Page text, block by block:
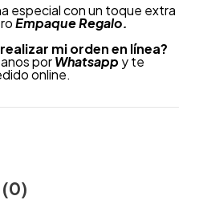
especial con un toque extra
Empaque Regalo.
mi orden en línea?
porWhatsapp y te
online.
(0)